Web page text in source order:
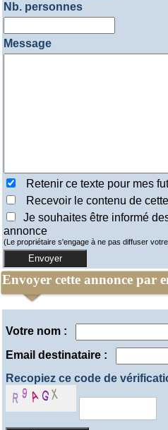
Nb. personnes
Message
Retenir ce texte pour mes
Recevoir le contenu de
Je souhaites être informé
annonce
(Le propriétaire s'engage à ne pas diffuser
Envoyer cette annonce par
Votre nom :
Email destinataire :
Recopiez ce code de